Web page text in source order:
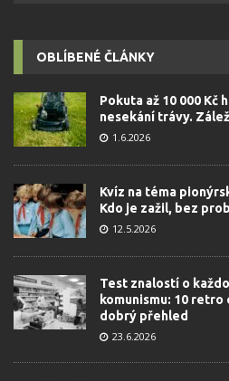
OBLÍBENÉ ČLÁNKY
Pokuta až 10 000 Kč
nesekání trávy.
1.6.2026
Kvíz na téma
Kdo je zažil, bez
12.5.2026
Test znalostí o
komunismu: 10
dobrý přehled
23.6.2026